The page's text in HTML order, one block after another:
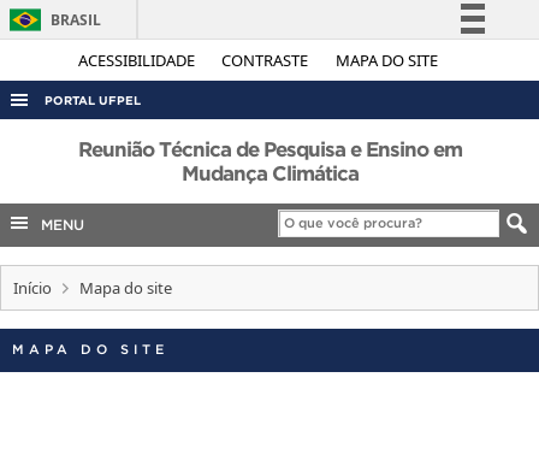
ACESSIBILIDADE CONTRASTE MAPA DO SITE
BRASIL
Simplifique!
Acesso à informação
Legislação
Canais
PORTAL UFPEL
ACESSO À INFORMAÇÃO
COBALTO
CONCURSOS
INTERNACIONAL
Reunião Técnica de Pesquisa e Ensino em
Mudança Climática
MENU
Início Mapa do site
MAPA DO SITE